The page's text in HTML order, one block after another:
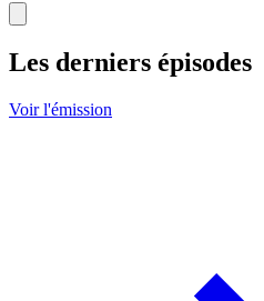
Les derniers épisodes
Voir l'émission